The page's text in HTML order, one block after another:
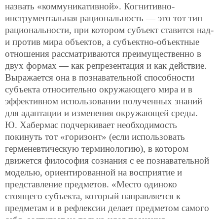
назвать «коммуникативной». Когнитивно-
инструментальная рациональность — это тот тип
рациональности, при котором субъект ставится над-
и против мира объектов, а субъектно-объектные
отношения рассматриваются преимущественно в
двух формах — как репрезентация и как действие.
Выражается она в познавательной способности
субъекта относительно окружающего мира и в
эффективном использовании полученных знаний
для адаптации и изменения окружающей среды.
Ю. Хабермас подчеркивает необходимость
покинуть тот «горизонт» (если использовать
герменевтическую терминологию), в котором
движется философия сознания с ее познавательной
моделью, ориентированной на восприятие и
представление предметов. «Место одиноко
стоящего субъекта, который направляется к
предметам и в рефлексии делает предметом самого